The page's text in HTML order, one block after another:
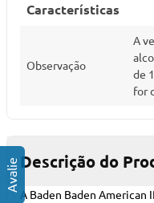
Características
Observação
A
de
for
Descrição do
A Baden Baden American